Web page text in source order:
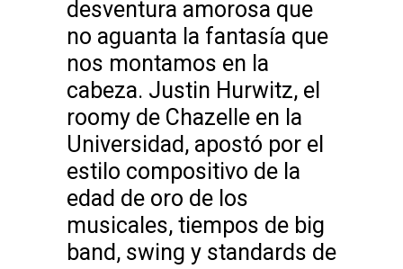
desventura amorosa que
no aguanta la fantasía que
nos montamos en la
cabeza. Justin Hurwitz, el
roomy de Chazelle en la
Universidad, apostó por el
estilo compositivo de la
edad de oro de los
musicales, tiempos de big
band, swing y standards de